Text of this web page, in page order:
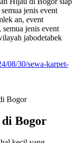
jenis event
an, event
jenis event
jabodetabek
08/30/sewa-karpet-
Bogor